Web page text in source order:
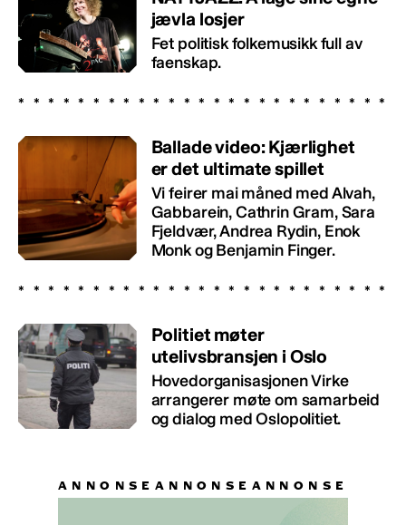
jævla losjer
Fet politisk folkemusikk full av
faenskap.
Ballade video: Kjærlighet
er det ultimate spillet
Vi feirer mai måned med Alvah,
Gabbarein, Cathrin Gram, Sara
Fjeldvær, Andrea Rydin, Enok
Monk og Benjamin Finger.
Politiet møter
utelivsbransjen i Oslo
Hovedorganisasjonen Virke
arrangerer møte om samarbeid
og dialog med Oslopolitiet.